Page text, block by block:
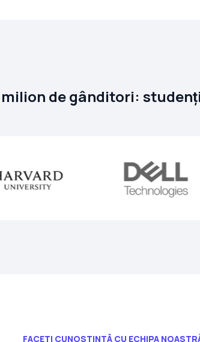
de gânditori:
FACEȚI CUNOȘTINȚĂ CU ECHIPA